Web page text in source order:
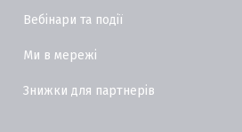
Вебінари та події
Ми в мережі
Знижки для партнерів